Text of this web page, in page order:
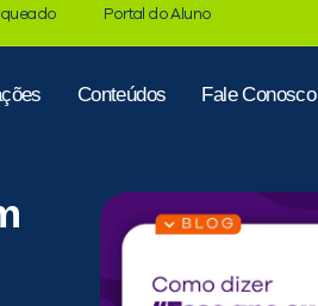
Portal do Aluno
Conteúdos Fale Conosco